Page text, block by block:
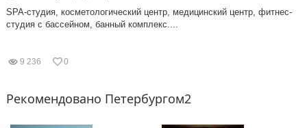
SPA-студия, косметологический центр, медицинский центр, фитнес-
студия с бассейном, банный комплекс....
9 236 0
Рекомендовано Петербургом2